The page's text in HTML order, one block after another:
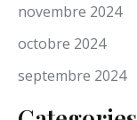
novembre 2024
octobre 2024
septembre 2024